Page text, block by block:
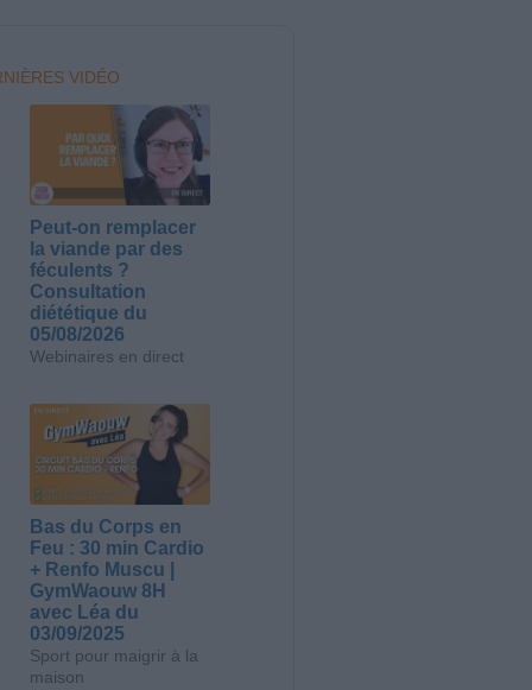
VIDÉO
Peut-on remplacer
la viande par des
féculents ?
Consultation
diététique du
05/08/2026
Webinaires en direct
Bas du Corps en
Feu : 30 min Cardio
+ Renfo Muscu |
GymWaouw 8H
avec Léa du
03/09/2025
Sport pour maigrir à la
maison